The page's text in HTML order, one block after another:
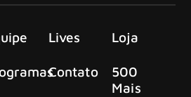
Lives
Contato
Loja
500
Mais